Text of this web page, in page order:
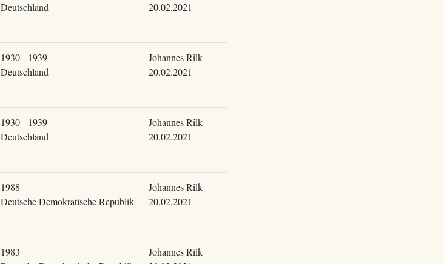
Deutschland
20.02.2021
1930 - 1939
Deutschland
Johannes Rilk
20.02.2021
1930 - 1939
Deutschland
Johannes Rilk
20.02.2021
1988
Deutsche Demokratische Republik
Johannes Rilk
20.02.2021
1983
Johannes Rilk